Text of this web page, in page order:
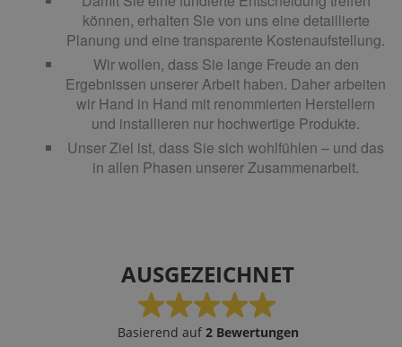
können, erhalten Sie von uns eine detaillierte
Planung und eine transparente Kostenaufstellung.
Wir wollen, dass Sie lange Freude an den
Ergebnissen unserer Arbeit haben. Daher arbeiten
wir Hand in Hand mit renommierten Herstellern
und installieren nur hochwertige Produkte.
Unser Ziel ist, dass Sie sich wohlfühlen – und das
in allen Phasen unserer Zusammenarbeit.
AUSGEZEICHNET
Basierend auf 2 Bewertungen